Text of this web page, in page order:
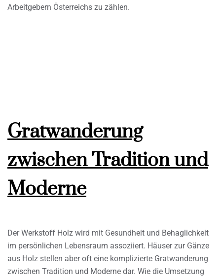
Arbeitgebern Österreichs zu zählen.
Gratwanderung
zwischen Tradition und
Moderne
Der Werkstoff Holz wird mit Gesundheit und Behaglichkeit
im persönlichen Lebensraum assoziiert. Häuser zur Gänze
aus Holz stellen aber oft eine komplizierte Gratwanderung
zwischen Tradition und Moderne dar. Wie die Umsetzung